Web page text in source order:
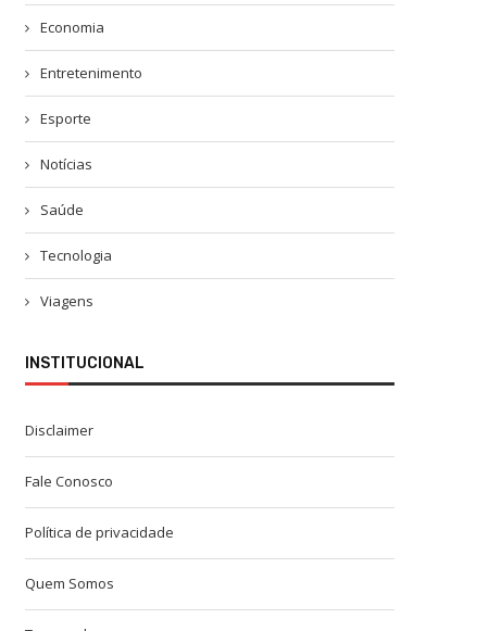
Economia
Entretenimento
Esporte
Notícias
Saúde
Tecnologia
Viagens
INSTITUCIONAL
Disclaimer
Fale Conosco
Política de privacidade
Quem Somos